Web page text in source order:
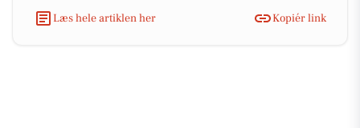
Læs hele artiklen her
Kopiér link